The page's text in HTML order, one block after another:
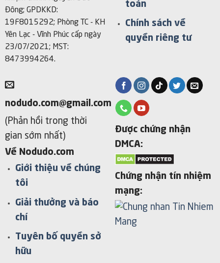
Đông; GPDKKD:
19F8015292; Phòng TC - KH
Yên Lạc - Vĩnh Phúc cấp ngày
23/07/2021; MST:
8473994264.
toán
Chính sách về
quyền riêng tư
nodudo.com@gmail.com
(Phản hồi trong thời
gian sớm nhất)
Về Nodudo.com
Giới thiệu về chúng
tôi
Giải thưởng và báo
chí
Tuyên bố quyền sở
hữu
Được chứng nhận
DMCA:
Chứng nhận tín nhiệm
mạng: